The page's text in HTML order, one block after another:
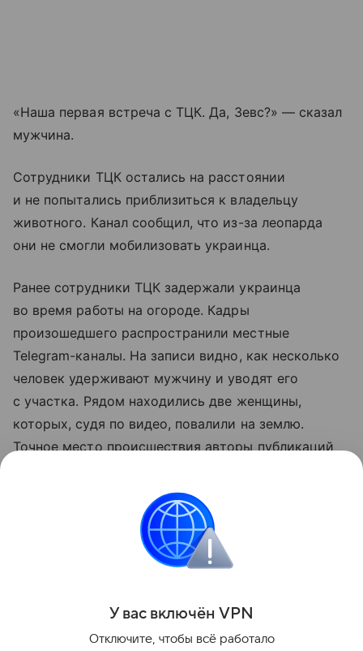
«Наша первая встреча с ТЦК. Да, Зевс?» — сказал
мужчина.
Сотрудники ТЦК остались на расстоянии
и не попытались приблизиться к владельцу
животного. Канал сообщил, что из-за леопарда
они не смогли мобилизовать украинца.
Ранее сотрудники ТЦК задержали украинца
во время работы на огороде. Кадры
произошедшего распространили местные
Telegram-каналы. На записи видно, как несколько
человек удерживают мужчину и уводят его
с участка. Рядом находились две женщины,
которых, судя по видео, повалили на землю.
Точное место происшествия авторы публикаций
Больше актуальных событий в режиме реального
времени — читайте в разделе «Последние
Поделиться
У вас включён VPN
Отключите, чтобы всё работало